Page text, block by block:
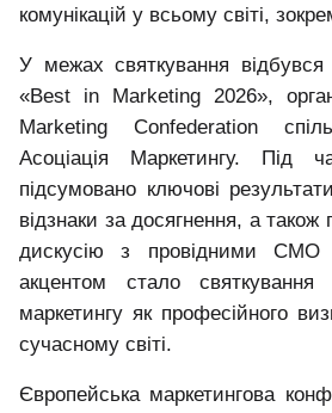
комунікацій у всьому світі,
У межах святкування відбувся
«Best in Marketing 2026»,
Marketing Confederation
Асоціація Маркетингу. Під
підсумовано ключові
відзнаки за досягнення, а
дискусію з провідними
акцентом стало святкування
маркетингу як професійного
сучасному світі.
Європейська маркетингова